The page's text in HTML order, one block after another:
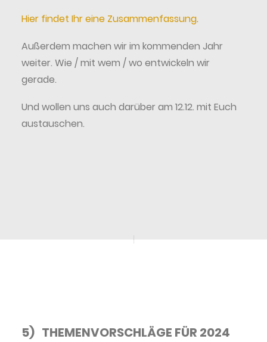
Hier findet Ihr eine Zusammenfassung.
Außerdem machen wir im kommenden Jahr
weiter. Wie / mit wem / wo entwickeln wir
gerade.
Und wollen uns auch darüber am 12.12. mit Euch
austauschen.
5) THEMENVORSCHLÄGE FÜR 2024